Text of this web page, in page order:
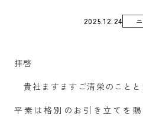
2025.12.24
拝啓
貴社ますますご清栄のことと
平素は格別のお引き立てを